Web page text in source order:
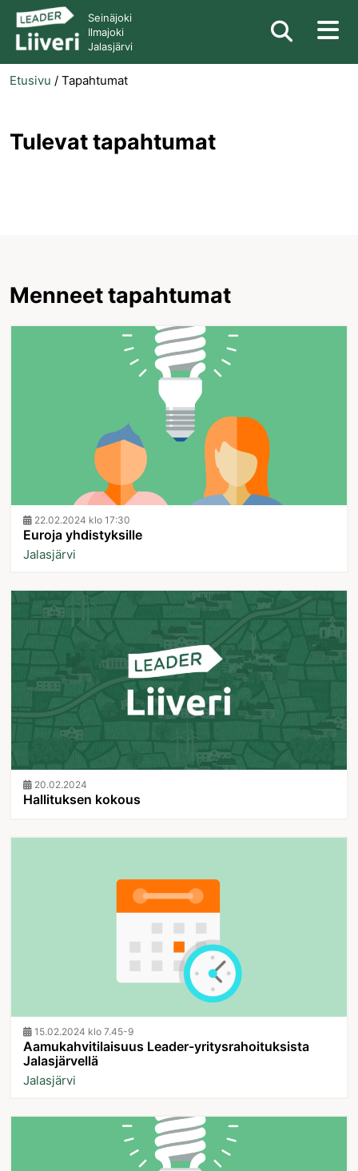
Seinäjoki
Ilmajoki
Jalasjärvi
Etusivu /Tapahtumat
Tulevat tapahtumat
Menneet tapahtumat
22.02.2024 klo 17:30
Euroja yhdistyksille
Jalasjärvi
20.02.2024
Hallituksen kokous
15.02.2024 klo 7.45-9
Aamukahvitilaisuus Leader-yritysrahoituksista
Jalasjärvellä
Jalasjärvi